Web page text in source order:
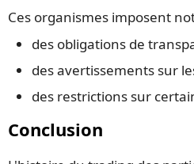
Ces organismes imposent
des obligations de
des avertissements sur
des restrictions sur
Conclusion